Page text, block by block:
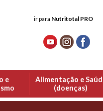
ir para Nutritotal PRO
e
Alimentação e
(doenças)